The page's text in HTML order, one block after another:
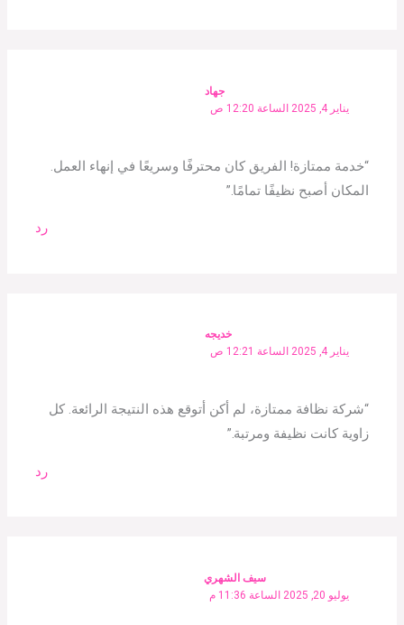
جهاد
يناير 4, 2025 الساعة 12:20 ص
“خدمة ممتازة! الفريق كان محترفًا وسريعًا في إنهاء العمل.
المكان أصبح نظيفًا تمامًا.”
رد
خديجه
يناير 4, 2025 الساعة 12:21 ص
“شركة نظافة ممتازة، لم أكن أتوقع هذه النتيجة الرائعة. كل
زاوية كانت نظيفة ومرتبة.”
رد
سيف الشهري
يوليو 20, 2025 الساعة 11:36 م